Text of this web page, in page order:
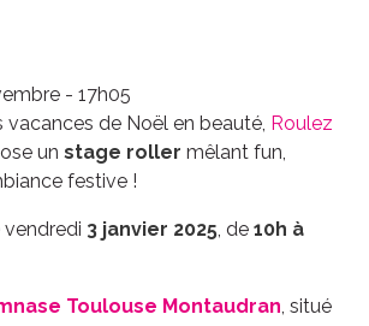
- 17h05
vacances de Noël en beauté, Roulez
un stage roller mêlant fun,
festive !
vendredi 3 janvier 2025, de 10h à
Toulouse Montaudran, situé